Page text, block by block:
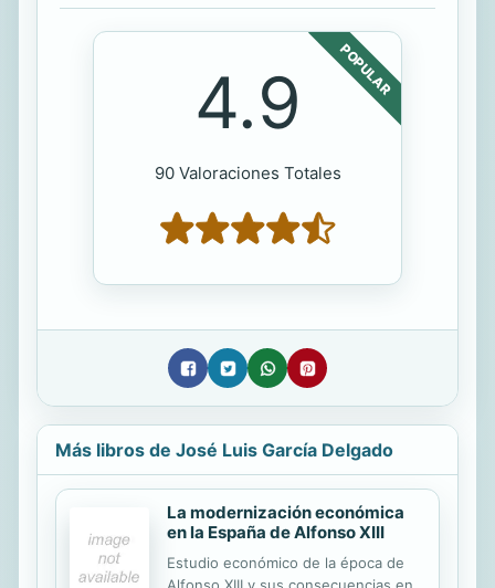
POPULAR
4.9
90 Valoraciones Totales
Más libros de José Luis García Delgado
La modernización económica
en la España de Alfonso XIII
Estudio económico de la época de